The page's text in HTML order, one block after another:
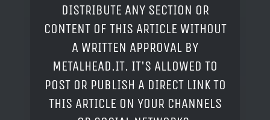
DISTRIBUTE ANY SECTION OR
CONTENT OF THIS ARTICLE WITHOUT
A WRITTEN APPROVAL BY
METALHEAD.IT. IT'S ALLOWED TO
POST OR PUBLISH A DIRECT LINK TO
THIS ARTICLE ON YOUR CHANNELS